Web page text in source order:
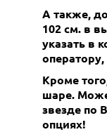
А также,
102 см. в
указать в
Кроме
шаре.
звезде по
опциях!